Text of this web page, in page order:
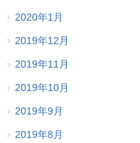
2020年1月
2019年12月
2019年11月
2019年10月
2019年9月
2019年8月